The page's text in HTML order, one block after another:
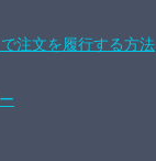
注文を履行する方法